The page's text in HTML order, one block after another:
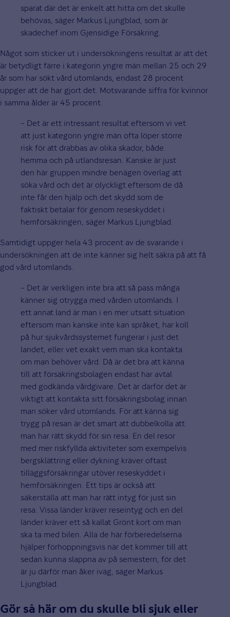
sparat där det är enkelt att hitta om det skulle
behövas, säger Markus Ljungblad, som är
skadechef inom Gjensidige Försäkring.
Något som sticker ut i undersökningens resultat är att det
är betydligt färre i kategorin yngre män mellan 25 och 29
år som har sökt vård utomlands, endast 28 procent
uppger att de har gjort det. Motsvarande siffra för kvinnor
i samma ålder är 45 procent.
– Det är ett intressant resultat eftersom vi vet
att just kategorin yngre män ofta löper större
risk för att drabbas av olika skador, både
hemma och på utlandsresan. Kanske är just
den här gruppen mindre benägen överlag att
söka vård och det är olyckligt eftersom de då
inte får den hjälp och det skydd som de
faktiskt betalar för genom reseskyddet i
hemförsäkringen, säger Markus Ljungblad.
Samtidigt uppger hela 43 procent av de svarande i
undersökningen att de inte känner sig helt säkra på att få
god vård utomlands.
– Det är verkligen inte bra att så pass många
känner sig otrygga med vården utomlands. I
ett annat land är man i en mer utsatt situation
eftersom man kanske inte kan språket, har koll
på hur sjukvårdssystemet fungerar i just det
landet, eller vet exakt vem man ska kontakta
om man behöver vård. Då är det bra att känna
till att försäkringsbolagen endast har avtal
med godkända vårdgivare. Det är därför det är
viktigt att kontakta sitt försäkringsbolag innan
man söker vård utomlands. För att känna sig
trygg på resan är det smart att dubbelkolla att
man har rätt skydd för sin resa. En del resor
med mer riskfyllda aktiviteter som exempelvis
bergsklättring eller dykning kräver oftast
tilläggsförsäkringar utöver reseskyddet i
hemförsäkringen. Ett tips är också att
säkerställa att man har rätt intyg för just sin
resa. Vissa länder kräver reseintyg och en del
länder kräver ett så kallat Grönt kort om man
ska ta med bilen. Alla de här förberedelserna
hjälper förhoppningsvis när det kommer till att
sedan kunna slappna av på semestern, för det
är ju därför man åker iväg, säger Markus
Ljungblad.
Gör så här om du skulle bli sjuk eller